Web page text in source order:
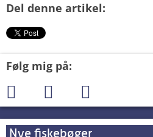
Del denne artikel:
Følg mig på:
Nye fiskebøger